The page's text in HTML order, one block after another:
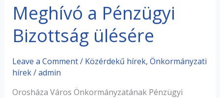
Meghívó a Pénzügyi
Bizottság ülésére
Leave a Comment/ Közérdekű hírek, Önkormányzati
hírek/admin
Orosháza Város Önkormányzatának Pénzügyi
Meghívó
a
Pénzügyi
Bizottság
ülésére